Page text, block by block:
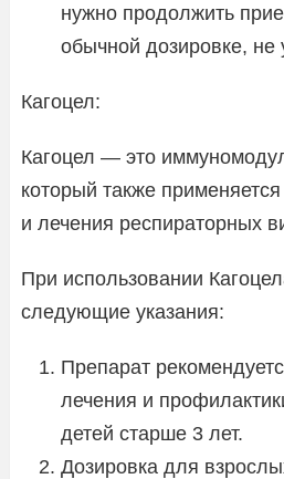
нужно продолжить
обычной дозировке, не
Кагоцел:
Кагоцел — это
который также
и лечения респираторных
При использовании
следующие указания:
Препарат
лечения и
детей старше 3 лет.
Дозировка для